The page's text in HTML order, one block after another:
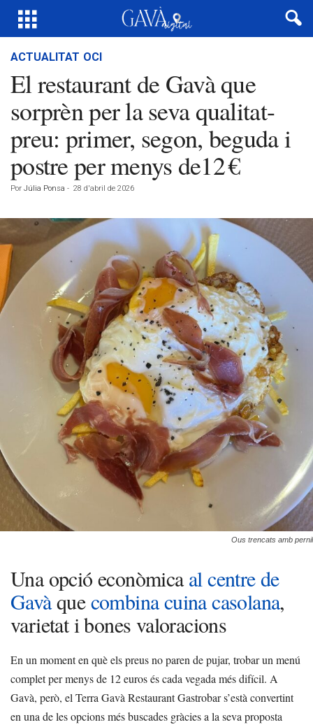
ACTUALITAT OCI
El restaurant de Gavà que
sorprèn per la seva qualitat-
preu: primer, segon, beguda i
postre per menys de12 €
Por Júlia Ponsa - 28 d'abril de 2026
Ous trencats amb pernil
Una opció econòmicaal centre de
Gavàquecombina cuina casolana,
varietat i bones valoracions
En un moment en què els preus no paren de pujar, trobar un menú
complet per menys de 12 euros és cada vegada més difícil. A
Gavà, però, el Terra Gavà Restaurant Gastrobar s’està convertint
en una de les opcions més buscades gràcies a la seva proposta